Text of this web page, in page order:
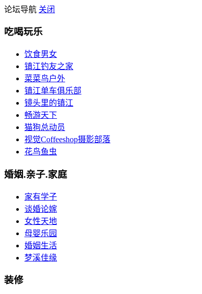
论坛导航 关闭
吃喝玩乐
饮食男女
镇江钓友之家
菜菜鸟户外
镇江单车俱乐部
镜头里的镇江
畅游天下
猫狗总动员
视觉Coffeeshop摄影部落
花鸟鱼虫
婚姻.亲子.家庭
家有学子
谈婚论嫁
女性天地
母婴乐园
婚姻生活
梦溪佳缘
装修